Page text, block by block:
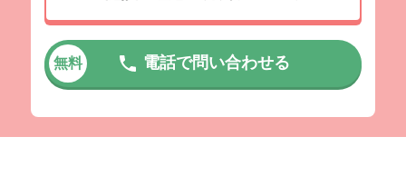
無料 電話で問い合わせる